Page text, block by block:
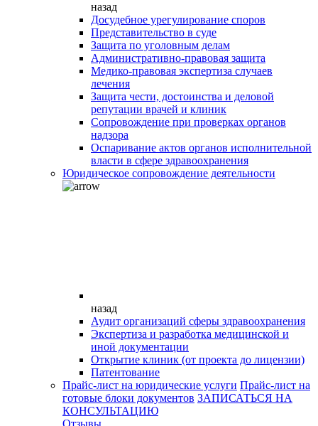
назад
Досудебное урегулирование споров
Представительство в суде
Защита по уголовным делам
Административно-правовая защита
Медико-правовая экспертиза случаев
лечения
Защита чести, достоинства и деловой
репутации врачей и клиник
Сопровождение при проверках органов
надзора
Оспаривание актов органов исполнительной
власти в сфере здравоохранения
Юридическое сопровождение деятельности
назад
Аудит организаций сферы здравоохранения
Экспертиза и разработка медицинской и
иной документации
Открытие клиник (от проекта до лицензии)
Патентование
Прайс-лист на юридические услуги Прайс-лист на
готовые блоки документов ЗАПИСАТЬСЯ НА
КОНСУЛЬТАЦИЮ
Отзывы